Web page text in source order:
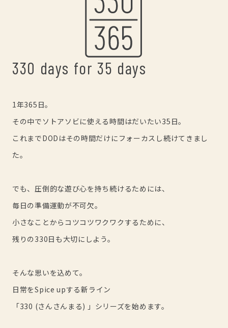
330 days for 35 days
1年365日。
その中でソトアソビに使える時間はだいたい35日。
これまでDODはその時間だけにフォーカスし続けてきまし
た。
でも、圧倒的な遊び心を持ち続けるためには、
毎日の準備運動が不可欠。
小さなことからコツコツワクワクするために、
残りの330日も大切にしよう。
そんな思いを込めて。
日常をSpice upする新ライン
「330 (さんさんまる) 」シリーズを始めます。